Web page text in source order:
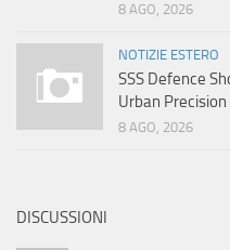
8 AGO, 2026
NOTIZIE ESTERO
SSS Defence
Urban
8 AGO, 2026
DISCUSSIONI